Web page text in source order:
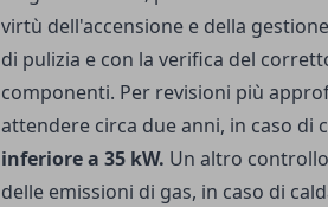
virtù dell'accensione e della
di pulizia e con la verifica del
componenti. Per revisioni più
attendere circa due anni, in caso di
inferiore a 35 kW. Un altro
delle emissioni di gas, in caso di